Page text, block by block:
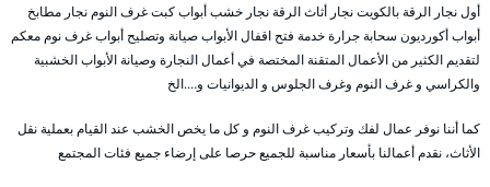
أول نجار الرقة بالكويت نجار أثاث الرقة نجار خشب أبواب كبت غرف النوم نجار مطابخ
أبواب أكورديون سحابة جرارة خدمة فتح اقفال الأبواب صيانة وتصليح أبواب غرف نوم معكم
لتقديم الكثير من الأعمال المتقنة المختصة في أعمال النجارة وصيانة الأبواب الخشبية
والكراسي و غرف النوم وغرف الجلوس و الديوانيات و….الخ
كما أننا نوفر عمال لفك وتركيب غرف النوم و كل ما يخص الخشب عند القيام بعملية نقل
الأثاث، نقدم أعمالنا بأسعار مناسبة للجميع حرصا على إرضاء جميع فئات المجتمع